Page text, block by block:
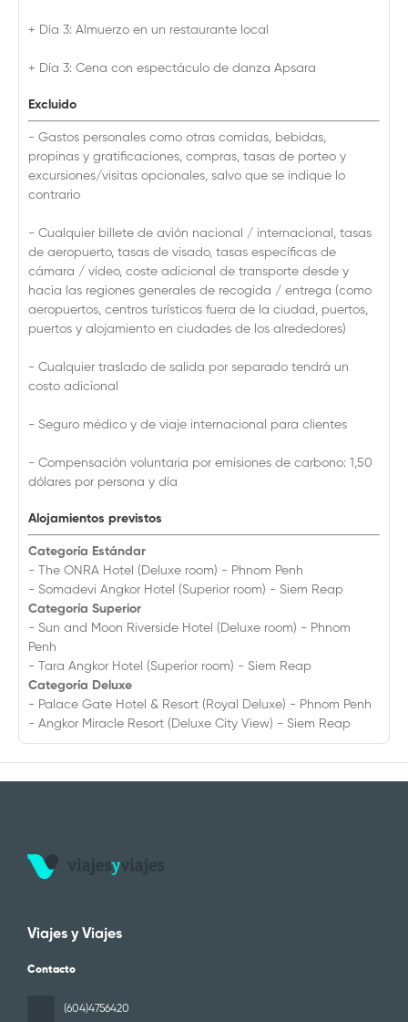
+ Día 3: Almuerzo en un restaurante local
+ Día 3: Cena con espectáculo de danza Apsara
Excluido
- Gastos personales como otras comidas, bebidas,
propinas y gratificaciones, compras, tasas de porteo y
excursiones/visitas opcionales, salvo que se indique lo
contrario
- Cualquier billete de avión nacional / internacional, tasas
de aeropuerto, tasas de visado, tasas específicas de
cámara / vídeo, coste adicional de transporte desde y
hacia las regiones generales de recogida / entrega (como
aeropuertos, centros turísticos fuera de la ciudad, puertos,
puertos y alojamiento en ciudades de los alrededores)
- Cualquier traslado de salida por separado tendrá un
costo adicional
- Seguro médico y de viaje internacional para clientes
- Compensación voluntaria por emisiones de carbono: 1,50
dólares por persona y día
Alojamientos previstos
Categoría Estándar
- The ONRA Hotel (Deluxe room) - Phnom Penh
- Somadevi Angkor Hotel (Superior room) - Siem Reap
Categoría Superior
- Sun and Moon Riverside Hotel (Deluxe room) - Phnom
Penh
- Tara Angkor Hotel (Superior room) - Siem Reap
Categoría Deluxe
- Palace Gate Hotel & Resort (Royal Deluxe) - Phnom Penh
- Angkor Miracle Resort (Deluxe City View) - Siem Reap
Viajes y Viajes
Contacto
(604)4756420